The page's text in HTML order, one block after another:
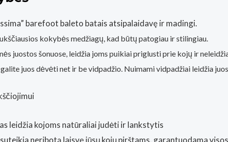
barefoot baleto batais atsipalaidavę ir madingi.
kokybės medžiagų, kad būtų patogiau ir stilingiau.
juostos šonuose, leidžia joms puikiai priglusti prie kojų ir
juos dėvėti net ir be vidpadžio. Nuimami vidpadžiai leidžia
leidžia kojoms natūraliai judėti ir lankstytis
neribotą laisvę jūsų kojų pirštams, garantuodama